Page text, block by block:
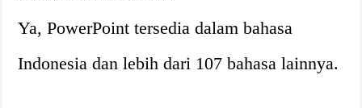
Ya, PowerPoint tersedia dalam bahasa
Indonesia dan lebih dari 107 bahasa lainnya.